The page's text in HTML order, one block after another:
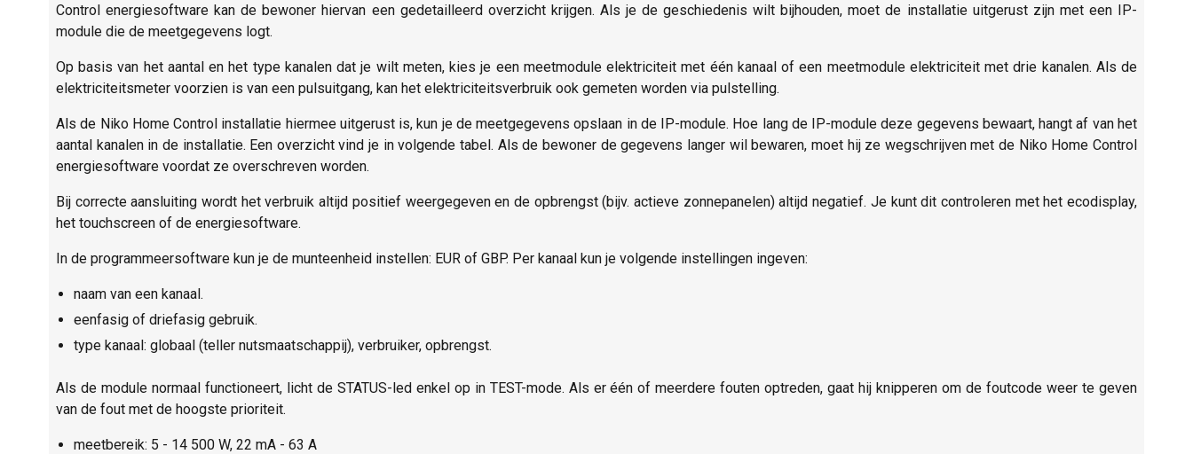
Control energiesoftware kan de bewoner hiervan een gedetailleerd overzicht krijgen. Als je de geschiedenis wilt bijhouden, moet de installatie uitgerust zijn met een IP-
module die de meetgegevens logt.
Op basis van het aantal en het type kanalen dat je wilt meten, kies je een meetmodule elektriciteit met één kanaal of een meetmodule elektriciteit met drie kanalen. Als de
elektriciteitsmeter voorzien is van een pulsuitgang, kan het elektriciteitsverbruik ook gemeten worden via pulstelling.
Als de Niko Home Control installatie hiermee uitgerust is, kun je de meetgegevens opslaan in de IP-module. Hoe lang de IP-module deze gegevens bewaart, hangt af van het
aantal kanalen in de installatie. Een overzicht vind je in volgende tabel. Als de bewoner de gegevens langer wil bewaren, moet hij ze wegschrijven met de Niko Home Control
energiesoftware voordat ze overschreven worden.
Bij correcte aansluiting wordt het verbruik altijd positief weergegeven en de opbrengst (bijv. actieve zonnepanelen) altijd negatief. Je kunt dit controleren met het ecodisplay,
het touchscreen of de energiesoftware.
In de programmeersoftware kun je de munteenheid instellen: EUR of GBP. Per kanaal kun je volgende instellingen ingeven:
naam van een kanaal.
eenfasig of driefasig gebruik.
type kanaal: globaal (teller nutsmaatschappij), verbruiker, opbrengst.
Als de module normaal functioneert, licht de STATUS-led enkel op in TEST-mode. Als er één of meerdere fouten optreden, gaat hij knipperen om de foutcode weer te geven
van de fout met de hoogste prioriteit.
meetbereik: 5 - 14 500 W, 22 mA - 63 A